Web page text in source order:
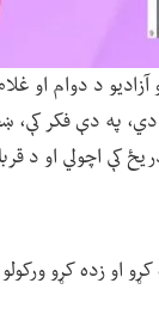
د دوام او
په دې فکر کې،
اچولي او د
او زده کړو